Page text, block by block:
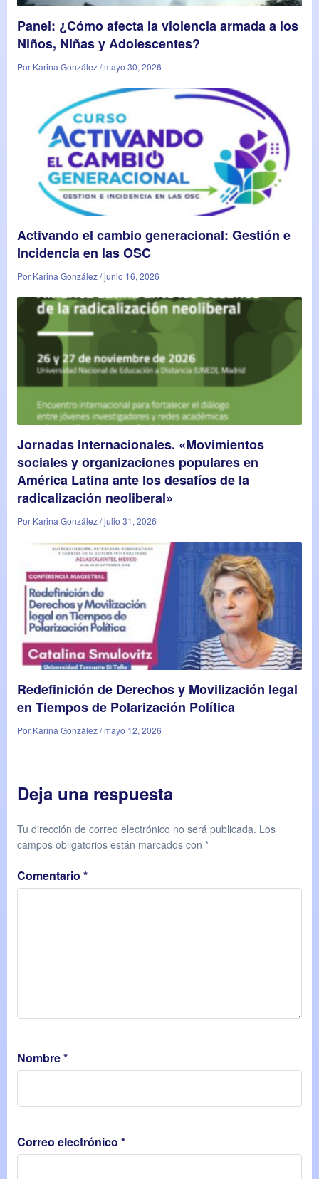
Panel: ¿Cómo afecta la violencia armada a los
Niños, Niñas y Adolescentes?
Por Karina González / mayo 30, 2026
Activando el cambio generacional: Gestión e
Incidencia en las OSC
Por Karina González / junio 16, 2026
Jornadas Internacionales. «Movimientos
sociales y organizaciones populares en
América Latina ante los desafíos de la
radicalización neoliberal»
Por Karina González / julio 31, 2026
Redefinición de Derechos y Movilización legal
en Tiempos de Polarización Política
Por Karina González / mayo 12, 2026
Deja una respuesta
Tu dirección de correo electrónico no será publicada. Los
campos obligatorios están marcados con *
Comentario *
Nombre*
Correo electrónico *